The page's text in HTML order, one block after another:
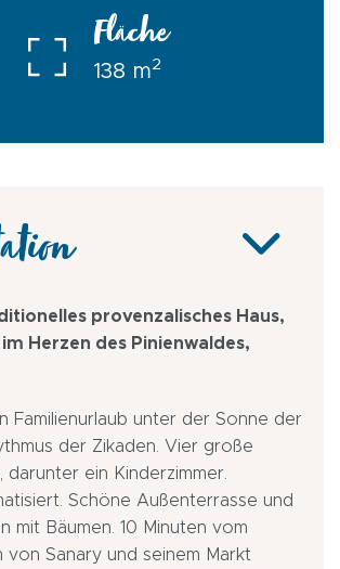
Fläche
138 m2
provenzalisches Haus,
Herzen des Pinienwaldes,
Familienurlaub unter der Sonne der
der Zikaden. Vier große
darunter ein Kinderzimmer.
Schöne Außenterrasse und
mit Bäumen. 10 Minuten vom
von Sanary und seinem Markt